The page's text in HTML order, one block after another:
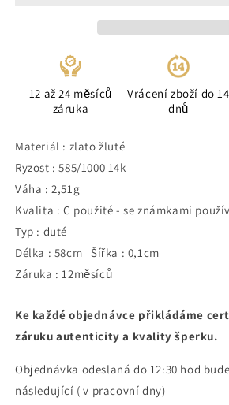
12 až 24 měsíců
záruka
Vrácení zboží do 14
dnů
Materiál : zlato žluté
Ryzost : 585/1000 14k
Váha : 2,51g
Kvalita : C použité - se známkami
Typ : duté
Délka : 58cm Šířka : 0,1cm
Záruka : 12měsíců
Ke každé objednávce přikládáme
záruku autenticity a kvality šperku.
Objednávka odeslaná do 12:30 hod
následující ( v pracovní dny)